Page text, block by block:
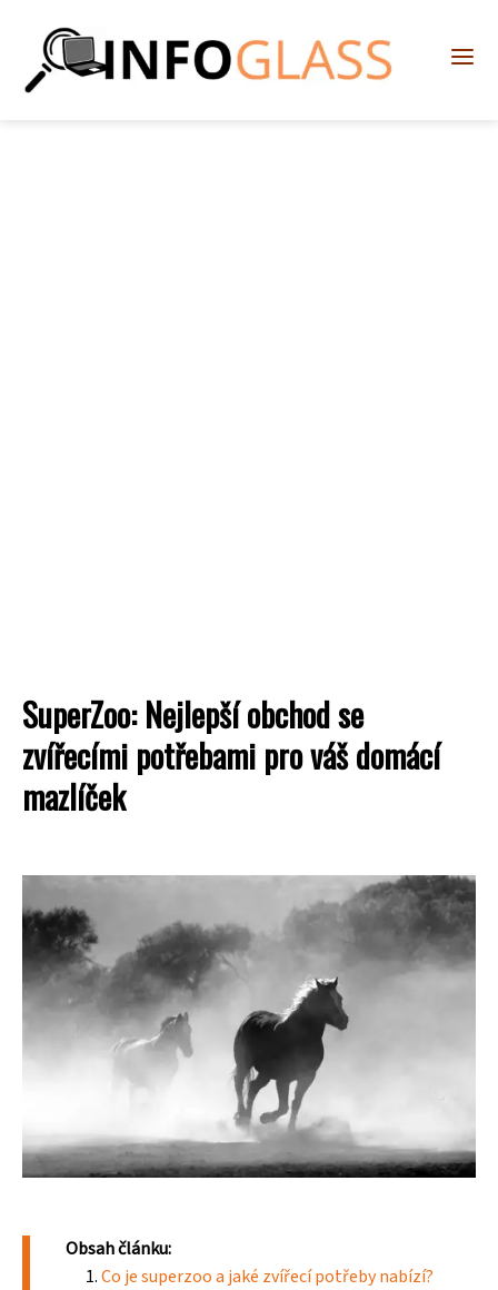
SuperZoo: Nejlepší obchod se
zvířecími potřebami pro váš domácí
mazlíček
Obsah článku:
Co je superzoo a jaké zvířecí potřeby nabízí?